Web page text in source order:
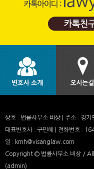
상호 : 법률사무소 비상 | 주소 : 경
대표변호사 : 구민혜 | 전화번호 :
일 : kmh@visanglaw.com
Copyright © 법률사무소 비상 /
(admin)